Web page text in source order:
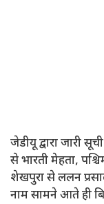
जेडीयू द्वारा जारी
से भारती मेहता,
शेखपुरा से ललन
नाम सामने आते ही